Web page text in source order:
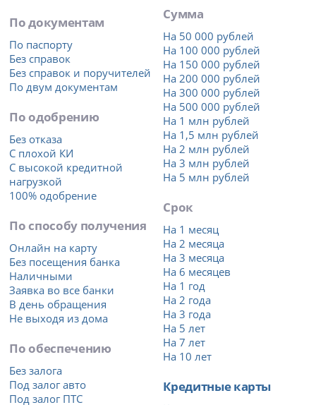
По документам
По паспорту
Без справок
Без справок и поручителей
По двум документам
По одобрению
Без отказа
С плохой КИ
С высокой кредитной
нагрузкой
100% одобрение
По способу получения
Онлайн на карту
Без посещения банка
Наличными
Заявка во все банки
В день обращения
Не выходя из дома
По обеспечению
Без залога
Под залог авто
Под залог ПТС
Сумма
На 50 000 рублей
На 100 000 рублей
На 150 000 рублей
На 200 000 рублей
На 300 000 рублей
На 500 000 рублей
На 1 млн рублей
На 1,5 млн рублей
На 2 млн рублей
На 3 млн рублей
На 5 млн рублей
Срок
На 1 месяц
На 2 месяца
На 3 месяца
На 6 месяцев
На 1 год
На 2 года
На 3 года
На 5 лет
На 7 лет
На 10 лет
Кредитные карты